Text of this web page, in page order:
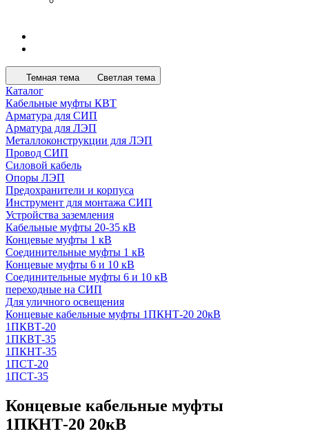
Темная тема Светлая тема
Каталог
Кабельные муфты КВТ
Арматура для СИП
Арматура для ЛЭП
Металлоконструкции для ЛЭП
Провод СИП
Силовой кабель
Опоры ЛЭП
Предохранители и корпуса
Инструмент для монтажа СИП
Устройства заземления
Кабельные муфты 20-35 кВ
Концевые муфты 1 кВ
Соединительные муфты 1 кВ
Концевые муфты 6 и 10 кВ
Соединительные муфты 6 и 10 кВ
переходные на СИП
Для уличного освещения
Концевые кабельные муфты 1ПКНТ-20 20кВ
1ПКВТ-20
1ПКВТ-35
1ПКНТ-35
1ПСТ-20
1ПСТ-35
Концевые кабельные муфты
1ПКНТ-20 20кВ